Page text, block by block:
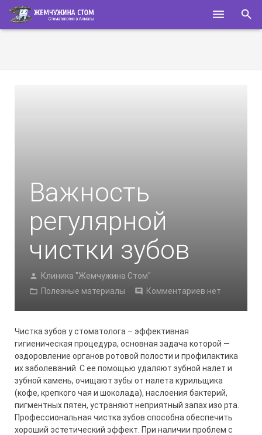
Важность
регулярной
чистки зубов
Клиника "Жемчужина Стом"
Полезные материалы
Комментариев нет
Чистка зубов у стоматолога – эффективная
гигиеническая процедура, основная задача которой —
оздоровление органов ротовой полости и профилактика
их заболеваний. С ее помощью удаляют зубной налет и
зубной камень, очищают зубы от налета курильщика
(кофе, крепкого чая и шоколада), наслоения бактерий,
пигментных пятен, устраняют неприятный запах изо рта.
Профессиональная чистка зубов способна обеспечить
хороший эстетический эффект. При наличии проблем с